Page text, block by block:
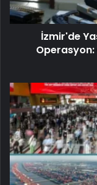
İzmir'de
Operasyon: